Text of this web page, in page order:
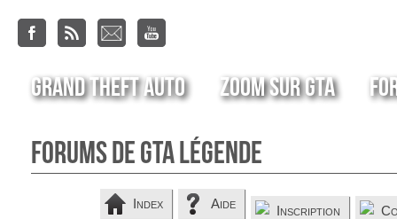
Grand Theft Auto Zoom sur GTA
Forums de GTA Légende
Index Aide Inscription